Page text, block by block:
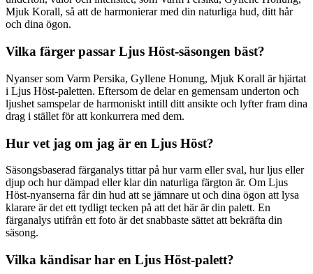
Mjuk Korall, så att de harmonierar med din naturliga hud, ditt hår
och dina ögon.
Vilka färger passar Ljus Höst-säsongen bäst?
Nyanser som Varm Persika, Gyllene Honung, Mjuk Korall är hjärtat
i Ljus Höst-paletten. Eftersom de delar en gemensam underton och
ljushet samspelar de harmoniskt intill ditt ansikte och lyfter fram dina
drag i stället för att konkurrera med dem.
Hur vet jag om jag är en Ljus Höst?
Säsongsbaserad färganalys tittar på hur varm eller sval, hur ljus eller
djup och hur dämpad eller klar din naturliga färgton är. Om Ljus
Höst-nyanserna får din hud att se jämnare ut och dina ögon att lysa
klarare är det ett tydligt tecken på att det här är din palett. En
färganalys utifrån ett foto är det snabbaste sättet att bekräfta din
säsong.
Vilka kändisar har en Ljus Höst-palett?